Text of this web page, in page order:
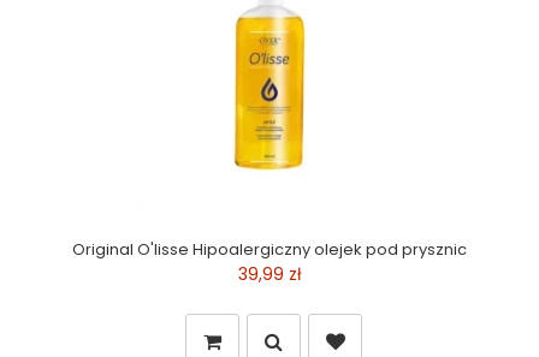
Original O'lisse Hipoalergiczny olejek pod prysznic
39,99 zł